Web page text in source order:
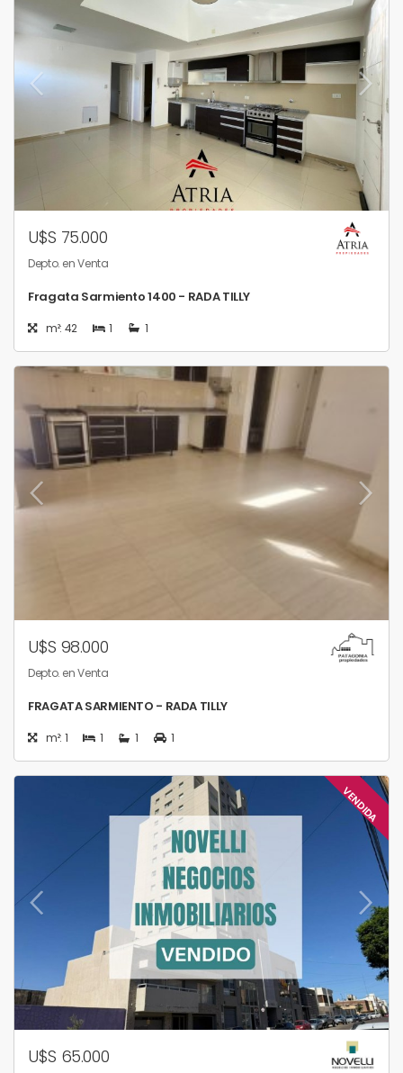
U$S 75.000
Depto. en Venta
Fragata Sarmiento 1400 - RADA TILLY
m²: 42 1 1
U$S 98.000
Depto. en Venta
FRAGATA SARMIENTO - RADA TILLY
m²: 1 1 1 1
VENDIDA
U$S 65.000